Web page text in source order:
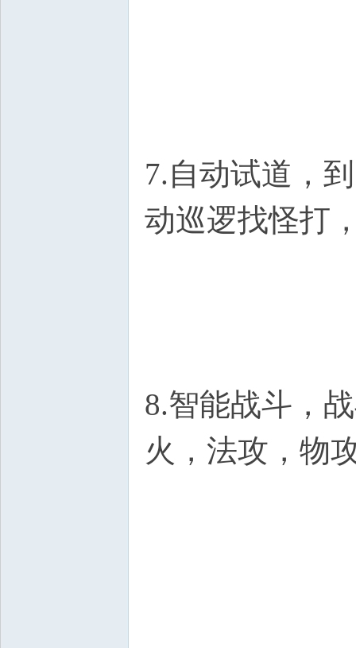
7.自动试道，
动巡逻找怪打
8.智能战斗，
火，法攻，物